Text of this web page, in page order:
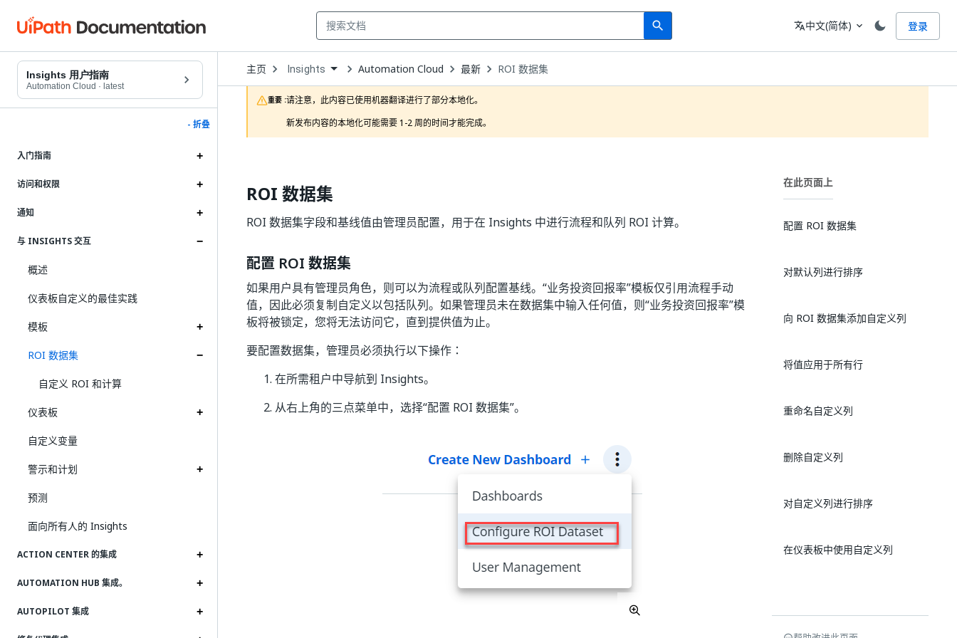
search
Search 语言
translate中文(简体) expand_more 登录
Insights 用户指南
Automation Cloud · latest
- 折叠
入门指南
访问和权限
通知
与 INSIGHTS 交互
概述
仪表板自定义的最佳实践
模板
ROI 数据集
自定义 ROI 和计算
仪表板
自定义变量
警示和计划
预测
面向所有人的 Insights
ACTION CENTER 的集成
AUTOMATION HUB 集成。
AUTOPILOT 集成
主页 Open
Dropdown
to
choose
product
Insights Automation Cloud 最新 ROI 数据集
重要 :请注意，此内容已使用机器翻译进行了部分本地化。
新发布内容的本地化可能需要 1-2 周的时间才能完成。
ROI 数据集
ROI 数据集字段和基线值由管理员配置，用于在 Insights 中进行流程和队列 ROI 计算。
配置 ROI 数据集
如果用户具有管理员角色，则可以为流程或队列配置基线。“业务投资回报率”模板仅引用流程手动
值，因此必须复制自定义以包括队列。如果管理员未在数据集中输入任何值，则“业务投资回报率”模
板将被锁定，您将无法访问它，直到提供值为止。
要配置数据集，管理员必须执行以下操作：
在所需租户中导航到 Insights。
从右上角的三点菜单中，选择“配置 ROI 数据集”。
在此页面上
配置 ROI 数据集
对默认列进行排序
向 ROI 数据集添加自定义列
将值应用于所有行
重命名自定义列
删除自定义列
对自定义列进行排序
在仪表板中使用自定义列